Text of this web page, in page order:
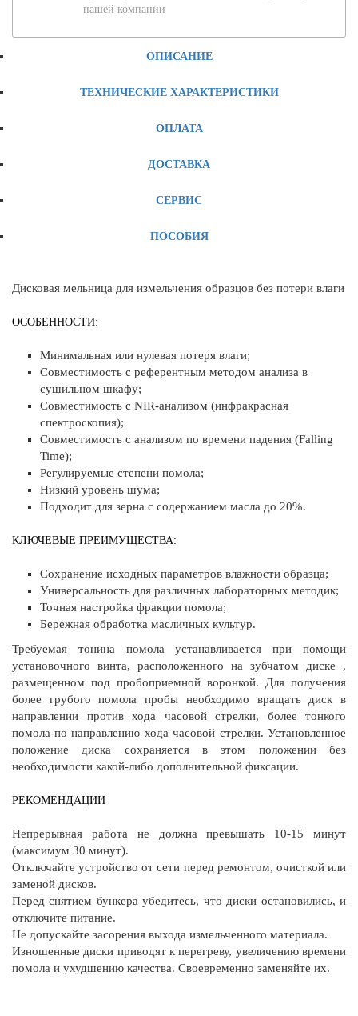
нашей компании
ОПИСАНИЕ
ТЕХНИЧЕСКИЕ ХАРАКТЕРИСТИКИ
ОПЛАТА
ДОСТАВКА
СЕРВИС
ПОСОБИЯ
Дисковая мельница для измельчения образцов без потери влаги
ОСОБЕННОСТИ:
Минимальная или нулевая потеря влаги;
Совместимость с референтным методом анализа в
сушильном шкафу;
Совместимость с NIR-анализом (инфракрасная
спектроскопия);
Совместимость с анализом по времени падения (Falling
Time);
Регулируемые степени помола;
Низкий уровень шума;
Подходит для зерна с содержанием масла до 20%.
КЛЮЧЕВЫЕ ПРЕИМУЩЕСТВА:
Сохранение исходных параметров влажности образца;
Универсальность для различных лабораторных методик;
Точная настройка фракции помола;
Бережная обработка масличных культур.
Требуемая тонина помола устанавливается при помощи
установочного винта, расположенного на зубчатом диске ,
размещенном под пробоприемной воронкой. Для получения
более грубого помола пробы необходимо вращать диск в
направлении против хода часовой стрелки, более тонкого
помола-по направлению хода часовой стрелки. Установленное
положение диска сохраняется в этом положении без
необходимости какой-либо дополнительной фиксации.
РЕКОМЕНДАЦИИ
Непрерывная работа не должна превышать 10-15 минут
(максимум 30 минут).
Отключайте устройство от сети перед ремонтом, очисткой или
заменой дисков.
Перед снятием бункера убедитесь, что диски остановились, и
отключите питание.
Не допускайте засорения выхода измельченного материала.
Изношенные диски приводят к перегреву, увеличению времени
помола и ухудшению качества. Своевременно заменяйте их.